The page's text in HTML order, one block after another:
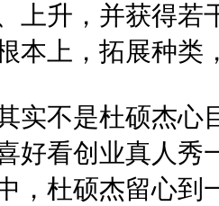
上升，并获得若
本上，拓展种类
实不是杜硕杰心
好看创业真人秀
，杜硕杰留心